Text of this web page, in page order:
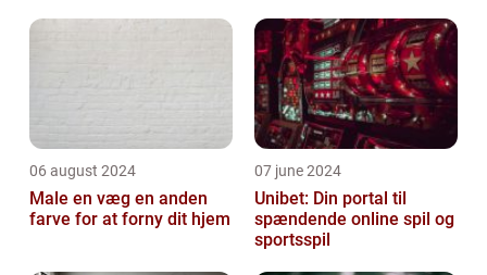
06 august 2024
Male en væg en anden
farve for at forny dit hjem
07 june 2024
Unibet: Din portal til
spændende online spil og
sportsspil